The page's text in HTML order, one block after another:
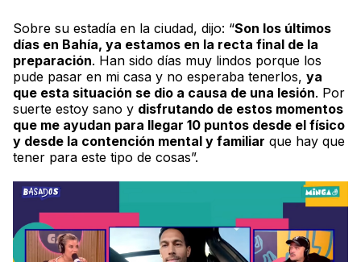
Sobre su estadía en la ciudad, dijo: “Son los últimos
días en Bahía, ya estamos en la recta final de la
preparación. Han sido días muy lindos porque los
pude pasar en mi casa y no esperaba tenerlos, ya
que esta situación se dio a causa de una lesión. Por
suerte estoy sano y disfrutando de estos momentos
que me ayudan para llegar 10 puntos desde el físico
y desde la contención mental y familiar que hay que
tener para este tipo de cosas”.